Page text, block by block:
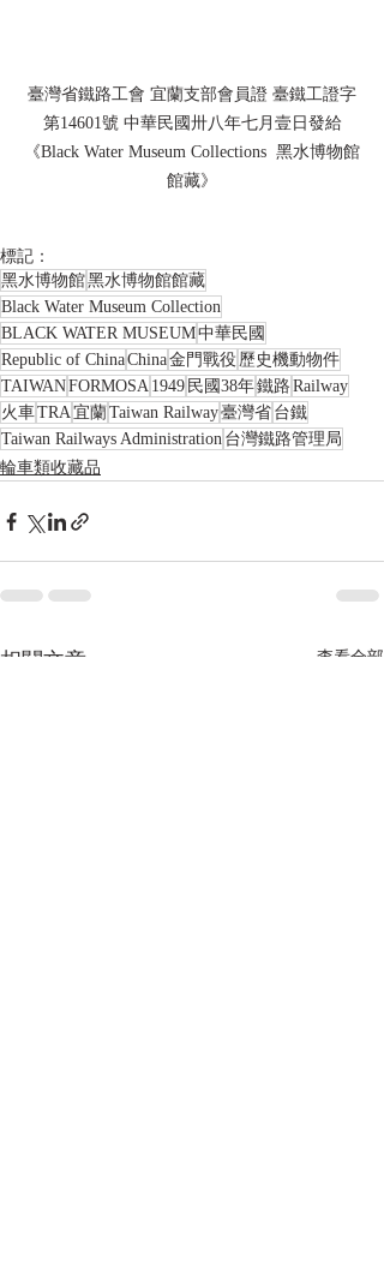
臺灣省鐵路工會 宜蘭支部會員證 臺鐵工證字
第14601號 中華民國卅八年七月壹日發給
《Black Water Museum Collections  黑水博物館
館藏》
標記：
黑水博物館黑水博物館館藏
Black Water Museum Collection
BLACK WATER MUSEUM中華民國
Republic of ChinaChina金門戰役 歷史機動物件
TAIWANFORMOSA 1949 民國38年鐵路 Railway
火車TRA宜蘭Taiwan Railway臺灣省 台鐵
Taiwan Railways Administration 台灣鐵路管理局
輪車類收藏品
相關文章 查看全部